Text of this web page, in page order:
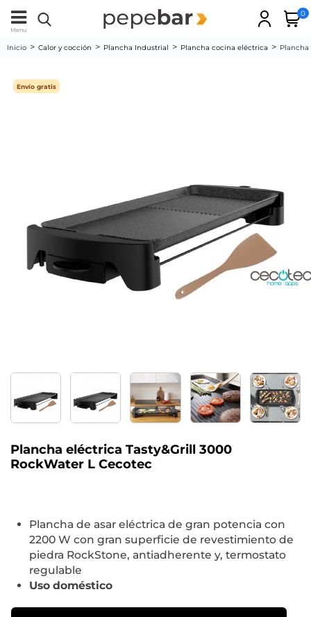
Menu
0
Inicio Calor y cocción Plancha Industrial Plancha cocina eléctrica Plancha
Envío gratis
Plancha eléctrica Tasty&Grill 3000
RockWater L Cecotec
Plancha de asar eléctrica de gran potencia con
2200 W con gran superficie de revestimiento de
piedra RockStone, antiadherente y, termostato
regulable
Uso doméstico